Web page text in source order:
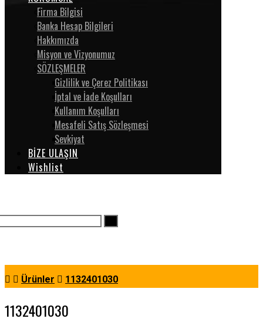
Firma Bilgisi
Banka Hesap Bilgileri
Hakkımızda
Misyon ve Vizyonumuz
SÖZLEŞMELER
Gizlilik ve Çerez Politikası
İptal ve İade Koşulları
Kullanım Koşulları
Mesafeli Satış Sözleşmesi
Sevkiyat
BİZE ULAŞIN
Wishlist
Ürünler 1132401030
1132401030